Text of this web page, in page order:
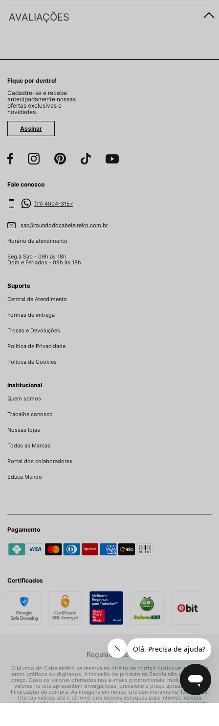
AVALIAÇÕES
Fique por dentro!
Cadastre-se e receba
antecipadamente nossas
ofertas exclusivas e
novidades.
Assinar
Fale conosco
(11) 4004-3157
sac@mundodocabeleireiro.com.br
Horário de atendimento
Seg à Sab - 09h às 18h
Dom e Feriados - 09h às 18h
Suporte
Central de Atendimento
Formas de entrega
Trocas e Devoluções
Política de Privacidade
Política de Cookies
Institucional
Quem somos
Trabalhe conosco
Nossas lojas
Todas as Marcas
Portal dos colaboradores
Educa Mundo
Pagamento
Certificados
Regulamentos
O Mundo do Cabeleireiro se reserva no direito de corrigir quaisquer possíveis
erros gráficos ou digitados; A inclusão do produto na Sacola não garante seu
preço. Caso os valores ofertados nos e-mails promocionais, mídias sociais e
valores no site apresentem divergências, prevalece o preço apresentado na
Finalização da compra. As imagens em nosso site são meramente ilustrativas.
Ofertas válidas até o término dos nossos estoques para internet. Vendas
sujeitas à análise e confirmação de dados. Preços e condições de pagamento